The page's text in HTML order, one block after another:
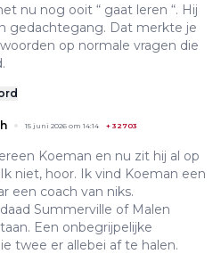
nu nog ooit “ gaat leren “. Hij
gedachtegang. Dat merkte je
op normale vragen die
15 juni 2026 om 14:14 + 32703
Koeman en nu zit hij al op
niet, hoor. Ik vind Koeman een
een coach van niks.
Summerville of Malen
Een onbegrijpelijke
twee er allebei af te halen.